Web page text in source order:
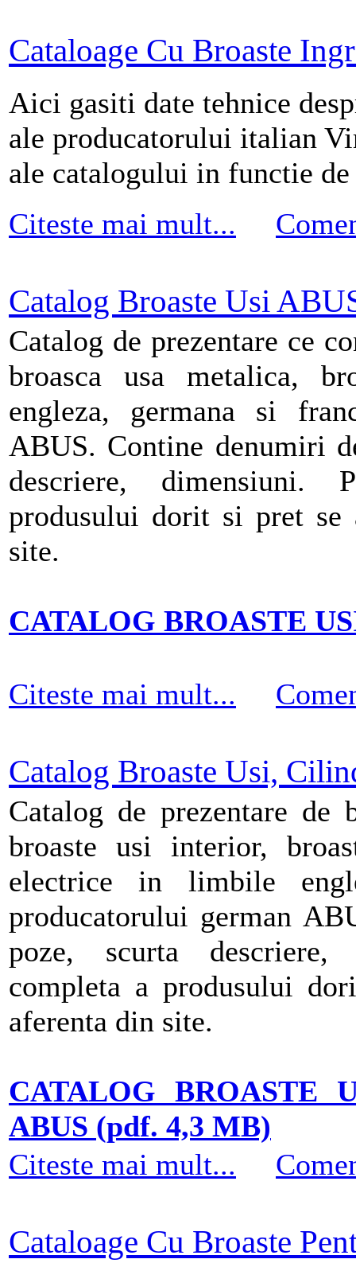
Cataloage Cu Broaste
Aici gasiti date tehnice
ale producatorului italian
ale catalogului in functie
Citeste mai mult...
Catalog Broaste Usi
Catalog de prezentare ce
broasca usa metalica,
engleza, germana si
ABUS. Contine denumiri
descriere, dimensiuni.
produsului dorit si pret se
site.
CATALOG BROASTE
Citeste mai mult...
Catalog Broaste Usi,
Catalog de prezentare de
broaste usi interior,
electrice in limbile
producatorului german
poze, scurta descriere,
completa a produsului
aferenta din site.
CATALOG BROASTE
ABUS (pdf. 4,3 MB)
Citeste mai mult...
Cataloage Cu Broaste